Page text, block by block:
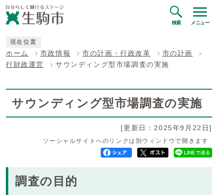
検索 メニュー
現在位置
ホーム 市政情報 市の計画・行政改革
市の計画
行財政運営
サウンディング型市場調査の実施
サウンディング型市場調査の実施
[更新日：2025年9月22日]
ソーシャルサイトへのリンクは別ウィンドウで開きます
調査の目的